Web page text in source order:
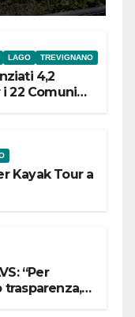
LAGO TREVIGNANO
4,2
22 Comuni
Kayak Tour a
“Per
trasparenza,